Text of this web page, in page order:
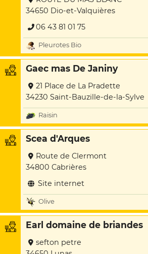
34650 Dio-et-Valquières
06 43 81 01 75
Pleurotes Bio
Gaec mas De Janiny
21 Place de La Pradette
34230 Saint-Bauzille-de-la-Sylve
Raisin
Scea d'Arques
Route de Clermont
34800 Cabrières
Site internet
Olive
Earl domaine de briandes
sefton petre